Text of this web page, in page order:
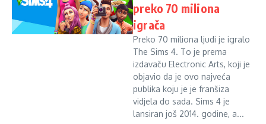
preko 70 miliona
igrača
Preko 70 miliona ljudi je igralo
The Sims 4. To je prema
izdavaču Electronic Arts, koji je
objavio da je ovo najveća
publika koju je je franšiza
vidjela do sada. Sims 4 je
lansiran još 2014. godine, a...